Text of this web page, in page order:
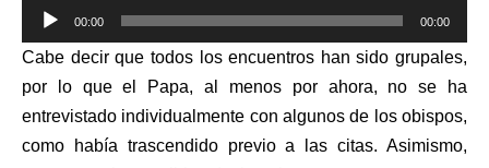
Reproductor
de
audio
00:00 00:00
Cabe decir que todos los encuentros han sido grupales,
por lo que el Papa, al menos por ahora, no se ha
entrevistado individualmente con algunos de los obispos,
como había trascendido previo a las citas. Asimismo,